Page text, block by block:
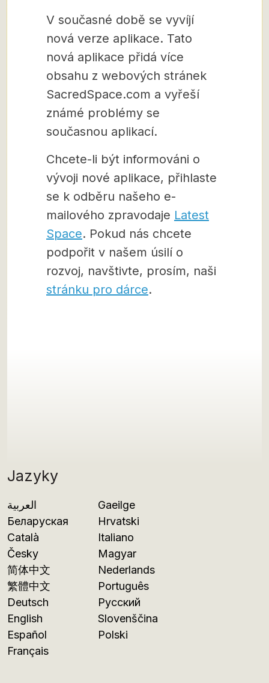
Jazyky
العربية
Беларуская
Català
Česky
简体中文
繁體中文
Deutsch
English
Español
Français
Gaeilge
Hrvatski
Italiano
Magyar
Nederlands
Português
Русский
Slovenščina
Polski
V současné době se vyvíjí
nová verze aplikace. Tato
nová aplikace přidá více
obsahu z webových stránek
SacredSpace.com a vyřeší
známé problémy se
současnou aplikací.
Chcete-li být informováni o
vývoji nové aplikace, přihlaste
se k odběru našeho e-
mailového zpravodaje Latest
Space. Pokud nás chcete
podpořit v našem úsilí o
rozvoj, navštivte, prosím, naši
stránku pro dárce.